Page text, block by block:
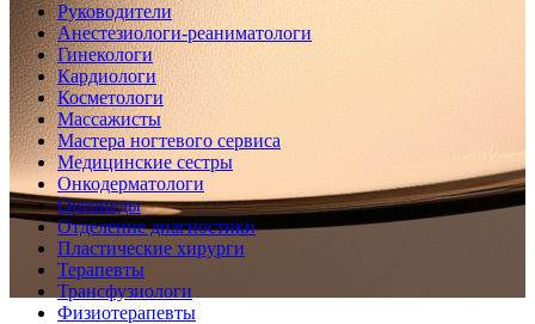
Руководители
Анестезиологи-реаниматологи
Гинекологи
Кардиологи
Косметологи
Массажисты
Мастера ногтевого сервиса
Медицинские сестры
Онкодерматологи
Ортопеды
Отделение диагностики
Пластические хирурги
Терапевты
Трансфузиологи
Физиотерапевты